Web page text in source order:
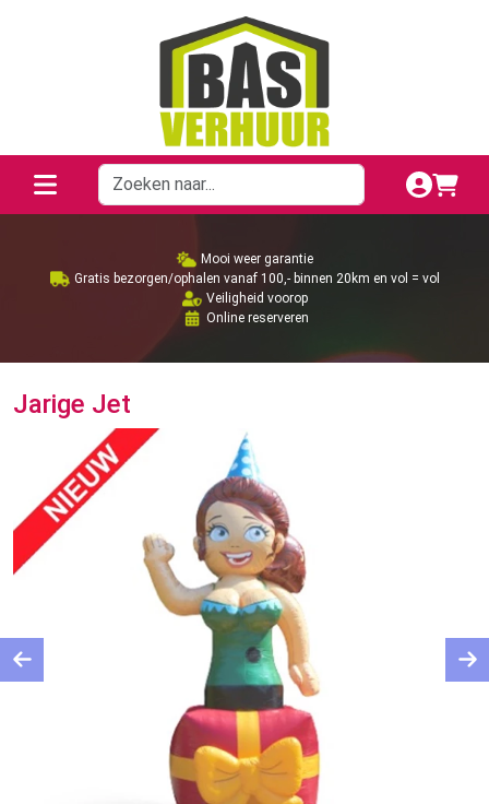
Mooi weer garantie
Gratis bezorgen/ophalen vanaf 100,- binnen 20km en vol = vol
Veiligheid voorop
Online reserveren
Jarige Jet
Previous